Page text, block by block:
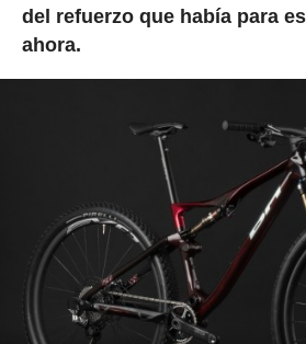
del refuerzo que había para
ahora.